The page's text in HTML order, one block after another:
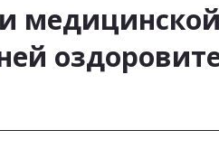
медицинской